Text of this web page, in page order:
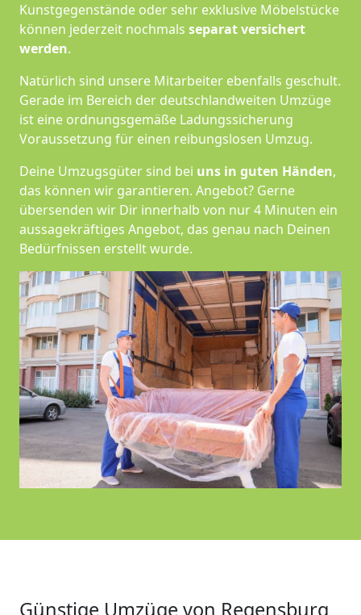
Kunstgegenstände oder sehr exklusive Möbelstücke
können jederzeit nochmals separat versichert
werden.
Natürlich sind unsere Mitarbeiter ebenfalls geschult.
Gerade im Bereich der deutschlandweiten Umzüge
ist eine ordnungsgemäße Ladungssicherung
Voraussetzung für einen reibungslosen Umzug.
Deine Umzugsgüter sind bei uns in guten Händen,
das können wir garantieren. Angebot? Gerne
übersenden wir Dir innerhalb von nur 4 Minuten ein
aussagekräftiges Angebot, das genau nach Deinen
Bedürfnissen erstellt wurde.
Günstige Umzüge von Regensburg